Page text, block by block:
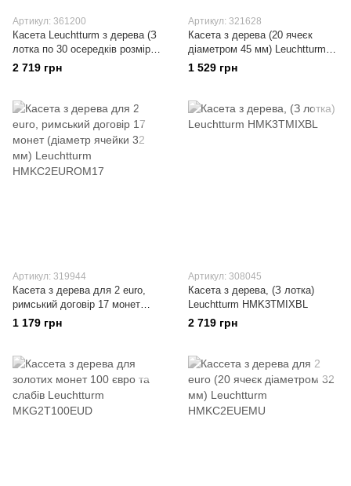
Артикул: 361200
Касета Leuchtturm з дерева (З
лотка по 30 осередків розміром
38х38 мм)
2 719 грн
Артикул: 321628
Касета з дерева (20 ячеєк
діаметром 45 мм) Leuchtturm
HMKCAPS39
1 529 грн
Артикул: 319944
Касета з дерева для 2 euro,
римський договір 17 монет
(діаметр ячейки 32 мм)
Leuchtturm HMKC2EUROM17
1 179 грн
Артикул: 308045
Касета з дерева, (З лотка)
Leuchtturm HMK3TMIXBL
2 719 грн